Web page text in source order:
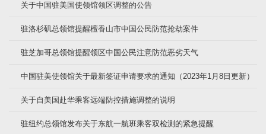
关于中国驻美国使领馆领区调整的公告
驻洛杉矶总领馆提醒檀香山市中国公民防范抢劫案件
驻芝加哥总领馆提醒领区中国公民注意防范恶劣天气
中国驻美使领馆关于最新签证申请要求的通知（2023年1月8日更新）
关于自美国赴华乘客远端防控措施调整的说明
驻纽约总领馆发布关于东航一航班乘客双检测的紧急提醒